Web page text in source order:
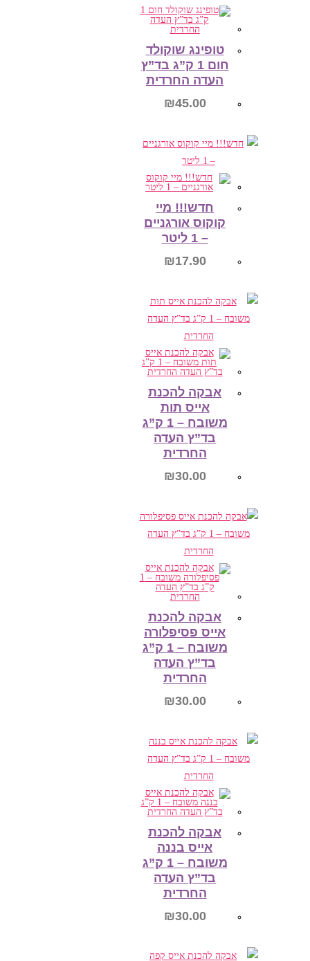
הוספה לסל
טופינג שוקולד
חום 1 ק”ג בד”ץ
העדה החרדית
₪45.00
הוספה לסל
חדש!!! מיי
קוקוס אורגניים
– 1 ליטר
₪17.90
הוספה לסל
אבקה להכנת
אייס תות
משובח – 1 ק”ג
בד”ץ העדה
החרדית
₪30.00
הוספה לסל
אבקה להכנת
אייס פסיפלורה
משובח – 1 ק”ג
בד”ץ העדה
החרדית
₪30.00
הוספה לסל
אבקה להכנת
אייס בננה
משובח – 1 ק”ג
בד”ץ העדה
החרדית
₪30.00